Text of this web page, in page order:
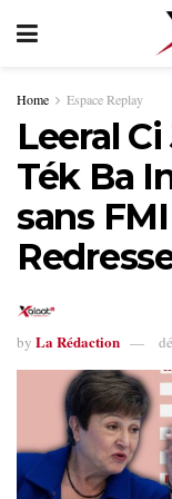
Home Espace Replay
Leeral
Ték Ba
sans
by La Rédaction